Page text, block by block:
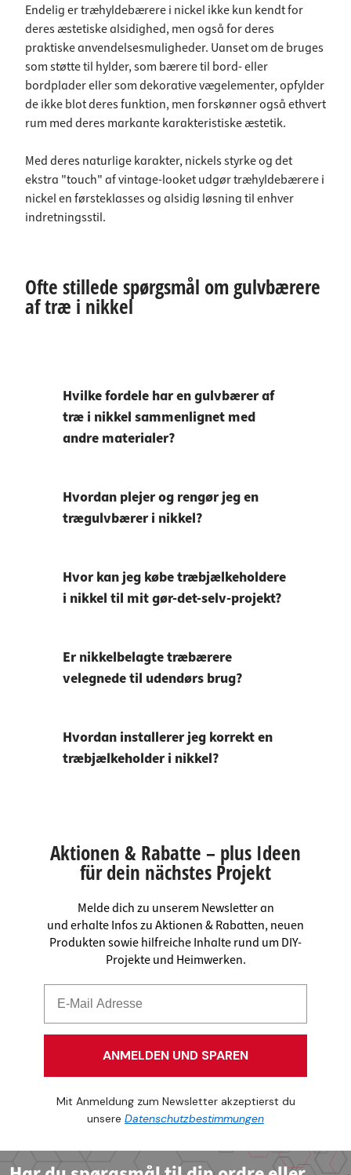
Endelig er træhyldebærere i nickel ikke kun kendt for
deres æstetiske alsidighed, men også for deres
praktiske anvendelsesmuligheder. Uanset om de bruges
som støtte til hylder, som bærere til bord- eller
bordplader eller som dekorative vægelementer, opfylder
de ikke blot deres funktion, men forskønner også ethvert
rum med deres markante karakteristiske æstetik.
Med deres naturlige karakter, nickels styrke og det
ekstra "touch" af vintage-looket udgør træhyldebærere i
nickel en førsteklasses og alsidig løsning til enhver
indretningsstil.
Ofte stillede spørgsmål om gulvbærere
af træ i nikkel
Hvilke fordele har en gulvbærer af
træ i nikkel sammenlignet med
andre materialer?
Hvordan plejer og rengør jeg en
trægulvbærer i nikkel?
Hvor kan jeg købe træbjælkeholdere
i nikkel til mit gør-det-selv-projekt?
Er nikkelbelagte træbærere
velegnede til udendørs brug?
Hvordan installerer jeg korrekt en
træbjælkeholder i nikkel?
Aktionen & Rabatte – plus Ideen
für dein nächstes Projekt
Melde dich zu unserem Newsletter an
und erhalte Infos zu Aktionen & Rabatten, neuen
Produkten sowie hilfreiche Inhalte rund um DIY-
Projekte und Heimwerken.
ANMELDEN UND SPAREN
Mit Anmeldung zum Newsletter akzeptierst du
unsere Datenschutzbestimmungen